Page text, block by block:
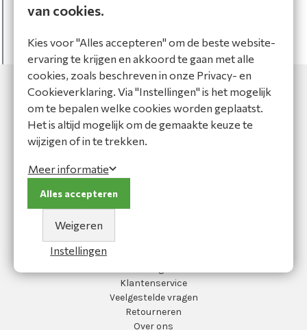
Id =
DateTime DateCreated
bool IsVisible=false
bool IsNewEntity=true
MOC Bedrijfskleding
Koperslagersweg 13
info@moc-bedrijfskleding.nl
Klantenservice
Veelgestelde vragen
Retourneren
Over ons
van cookies.
Kies voor "Alles accepteren" om de beste website-
ervaring te krijgen en akkoord te gaan met alle
cookies, zoals beschreven in onze Privacy- en
Cookieverklaring. Via "Instellingen" is het mogelijk
om te bepalen welke cookies worden geplaatst.
Het is altijd mogelijk om de gemaakte keuze te
wijzigen of in te trekken.
Meer informatie
Instellingen
Weigeren
Alles accepteren